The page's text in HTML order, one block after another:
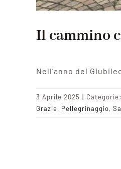
Il cammino
Nell’anno del
3 Aprile 2025 | Categorie:
Grazie, Pellegrinaggio,